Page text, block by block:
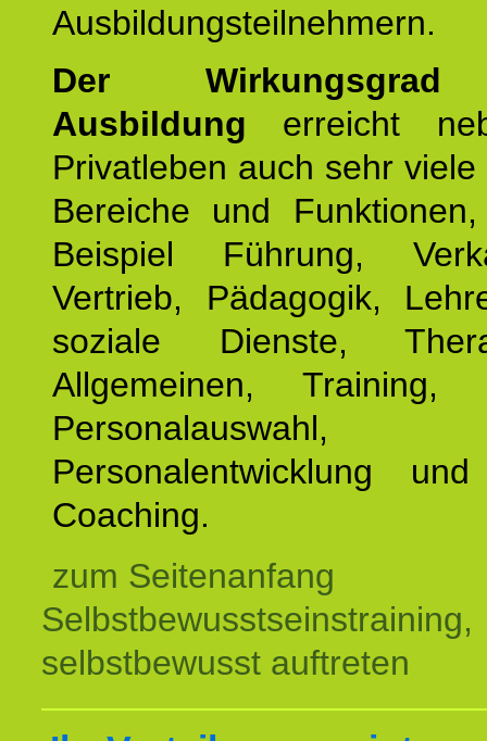
Ausbildungsteilnehmern.
Der
Ausbildung erreicht
Privatleben auch sehr
Bereiche und
Beispiel Führung,
Vertrieb, Pädagogik,
soziale Dienste,
Allgemeinen, Training,
Personalauswahl,
Personalentwicklung
Coaching.
zum Seitenanfang
Selbstbewusstseinstraining,
selbstbewusst auftreten